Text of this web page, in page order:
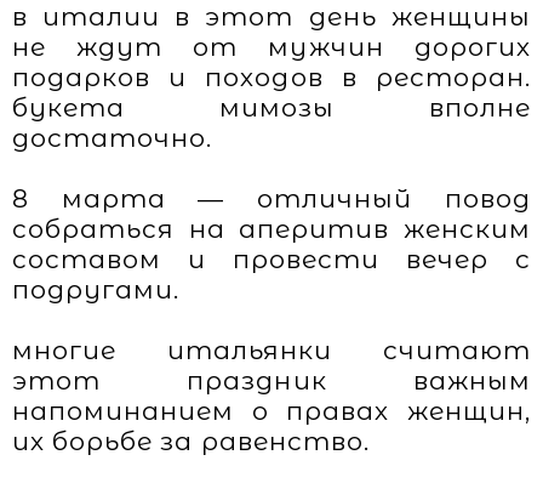
в италии в этот день женщины
не ждут от мужчин дорогих
подарков и походов в ресторан.
букета мимозы вполне
достаточно.
8 марта — отличный повод
собраться на аперитив женским
составом и провести вечер с
подругами.
многие итальянки считают
этот праздник важным
напоминанием о правах женщин,
их борьбе за равенство.